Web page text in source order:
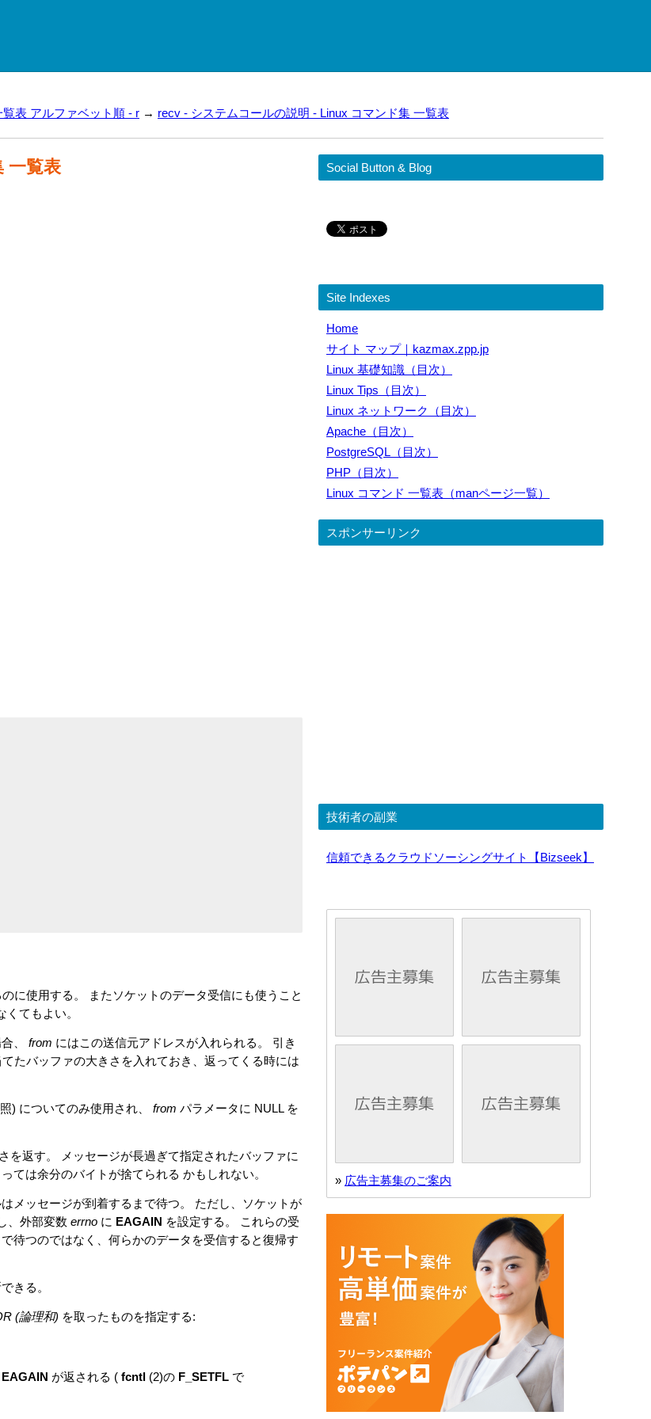
表 アルファベット順 - r → recv - システムコールの説明 - Linux コマンド集 一覧表
一覧表
に使用する。 またソケットのデータ受信にも使うこと
てもよい。
、 from にはこの送信元アドレスが入れられる。 引き
たバッファの大きさを入れておき、返ってくる時には
) についてのみ使用され、 from パラメータに NULL を
を返す。 メッセージが長過ぎて指定されたバッファに
ては余分のバイトが捨てられる かもしれない。
メッセージが到着するまで待つ。 ただし、ソケットが
、外部変数 errno に EAGAIN を設定する。 これらの受
待つのではなく、何らかのデータを受信すると復帰す
きる。
(論理和) を取ったものを指定する:
EAGAIN が返される ( fcntl (2)の F_SETFL で
Social Button & Blog
Site Indexes
Home
サイト マップ｜kazmax.zpp.jp
Linux 基礎知識（目次）
Linux Tips（目次）
Linux ネットワーク（目次）
Apache（目次）
PostgreSQL（目次）
PHP（目次）
Linux コマンド 一覧表（manページ一覧）
スポンサーリンク
技術者の副業
信頼できるクラウドソーシングサイト【Bizseek】
» 広告主募集のご案内